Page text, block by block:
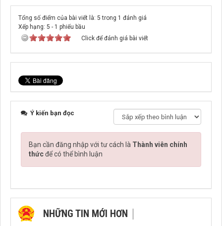
Tổng số điểm của bài viết là: 5 trong 1 đánh giá
Xếp hạng: 5 - 1 phiếu bầu
Click để đánh giá bài viết
Ý kiến bạn đọc
Bạn cần đăng nhập với tư cách là Thành viên chính
thứcđể có thể bình luận
NHỮNG TIN MỚI HƠN